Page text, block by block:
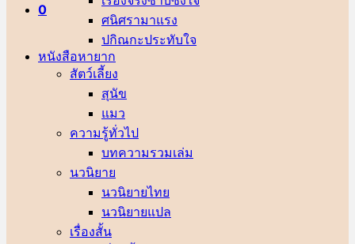
0
ศนิศรา
ปกิณกะประทับใจ
หนังสือหายาก
สัตว์เลี้ยง
สุนัข
แมว
ความรู้ทั่วไป
บทความรวมเล่ม
นวนิยาย
นวนิยายไทย
นวนิยายแปล
เรื่องสั้น